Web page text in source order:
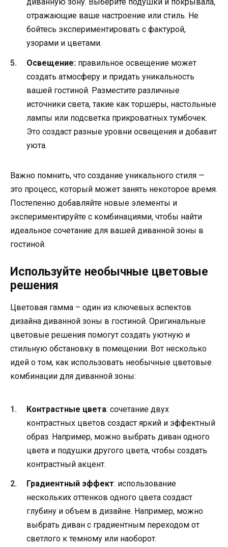
диванную зону. Выберите подушки и покрывала,
отражающие ваше настроение или стиль. Не
бойтесь экспериментировать с фактурой,
узорами и цветами.
Освещение: правильное освещение может
создать атмосферу и придать уникальность
вашей гостиной. Разместите различные
источники света, такие как торшеры, настольные
лампы или подсветка прикроватных тумбочек.
Это создаст разные уровни освещения и добавит
уюта.
Важно помнить, что создание уникального стиля —
это процесс, который может занять некоторое время.
Постепенно добавляйте новые элементы и
экспериментируйте с комбинациями, чтобы найти
идеальное сочетание для вашей диванной зоны в
гостиной.
Используйте необычные цветовые
решения
Цветовая гамма – один из ключевых аспектов
дизайна диванной зоны в гостиной. Оригинальные
цветовые решения помогут создать уютную и
стильную обстановку в помещении. Вот несколько
идей о том, как использовать необычные цветовые
комбинации для диванной зоны:
Контрастные цвета: сочетание двух
контрастных цветов создаст яркий и эффектный
образ. Например, можно выбрать диван одного
цвета и подушки другого цвета, чтобы создать
контрастный акцент.
Градиентный эффект: использование
нескольких оттенков одного цвета создаст
глубину и объем в дизайне. Например, можно
выбрать диван с градиентным переходом от
светлого к темному или наоборот.